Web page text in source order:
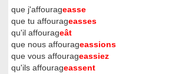
que j'affourageasse
que tu affourageasses
qu'il affourageât
que nous affourageassions
que vous affourageassiez
qu'ils affourageassent